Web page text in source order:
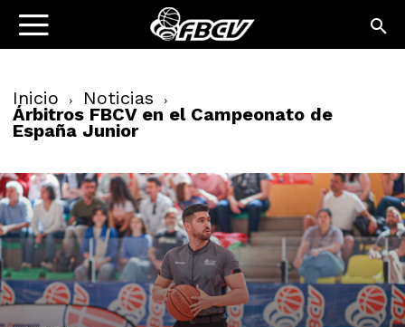
Inicio Noticias
Árbitros FBCV en el Campeonato de
España Junior